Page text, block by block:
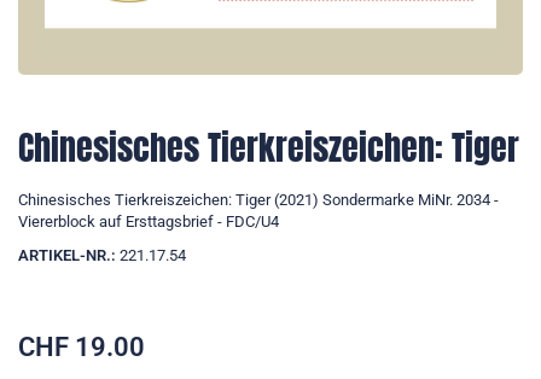
Chinesisches Tierkreiszeichen: Tiger
Chinesisches Tierkreiszeichen: Tiger (2021) Sondermarke MiNr. 2034 -
Viererblock auf Ersttagsbrief - FDC/U4
ARTIKEL-NR.: 221.17.54
CHF 19.00